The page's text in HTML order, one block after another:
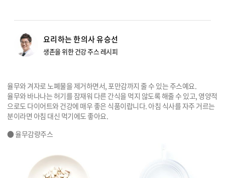
요리하는 한의사 유승선
생존을 위한 건강 주스 레시피
율무와 겨자로 노폐물을 제거하면서, 포만감까지 줄 수 있는 주스예요.
율무와 바나나는 허기를 잠재워 다른 간식을 먹지 않도록 해줄 수 있고, 영양적
으로도 다이어트와 건강에 매우 좋은 식품이랍니다. 아침 식사를 자주 거르는
분이라면 아침 대신 먹기에도 좋아요.
● 율무감량주스